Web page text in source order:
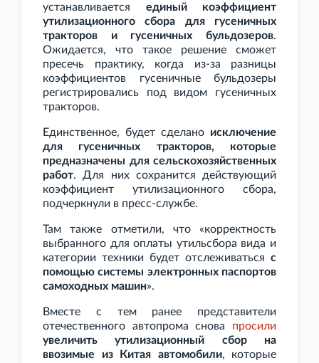
устанавливается единый коэффициент
утилизационного сбора для гусеничных
тракторов и гусеничных бульдозеров.
Ожидается, что такое решение сможет
пресечь практику, когда из-за разницы
коэффициентов гусеничные бульдозеры
регистрировались под видом гусеничных
тракторов.
Единственное, будет сделано исключение
для гусеничных тракторов, которые
предназначены для сельскохозяйственных
работ. Для них сохранится действующий
коэффициент утилизационного сбора,
подчеркнули в пресс-службе.
Там также отметили, что «корректность
выбранного для оплаты утильсбора вида и
категории техники будет отслеживаться с
помощью системы электронных паспортов
самоходных машин».
Вместе с тем ранее представители
отечественного автопрома снова просили
увеличить утилизационный сбор на
ввозимые из Китая автомобили, которые